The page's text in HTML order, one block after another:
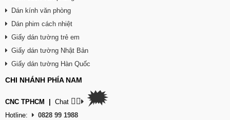
Dán kính văn phòng
Dán phim cách nhiệt
Giấy dán tường trẻ em
Giấy dán tường Nhật Bản
Giấy dán tường Hàn Quốc
CHI NHÁNH PHÍA NAM
CNC TPHCM Chat 👉🏽 🗯
Hotline:
0828 99 1988